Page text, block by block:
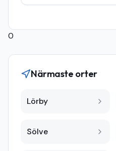
0
Närmaste orter
Lörby
Sölve